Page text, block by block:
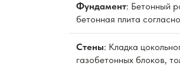
Фундамент: Бетонный
бетонная плита
Стены: Кладка
газобетонных блоков,